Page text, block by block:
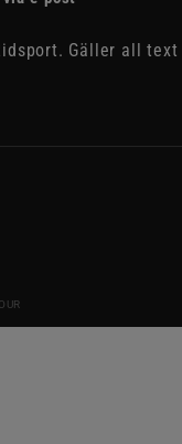
Gäller all text